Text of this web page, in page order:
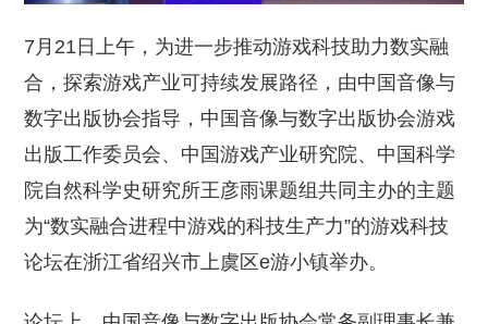
7月21日上午，为进一步推动游戏科技助力数实融
合，探索游戏产业可持续发展路径，由中国音像与
数字出版协会指导，中国音像与数字出版协会游戏
出版工作委员会、中国游戏产业研究院、中国科学
院自然科学史研究所王彦雨课题组共同主办的主题
为“数实融合进程中游戏的科技生产力”的游戏科技
论坛在浙江省绍兴市上虞区e游小镇举办。